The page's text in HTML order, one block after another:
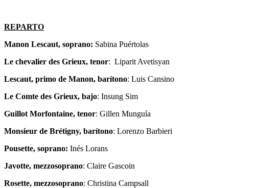
REPARTO
Manon Lescaut, soprano: Sabina Puértolas
Le chevalier des Grieux, tenor: Liparit Avetisyan
Lescaut, primo de Manon, barítono: Luis Cansino
Le Comte des Grieux, bajo: Insung Sim
Guillot Morfontaine, tenor: Gillen Munguía
Monsieur de Brétigny, barítono: Lorenzo Barbieri
Pousette, soprano: Inés Lorans
Javotte, mezzosoprano: Claire Gascoin
Rosette, mezzosoprano: Christina Campsall